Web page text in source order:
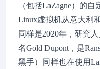
（包括LaZagne）的
Linux虚拟机从意大利
同样是2020年，研究
名Gold Dupont，是
黑手）同样也在使用